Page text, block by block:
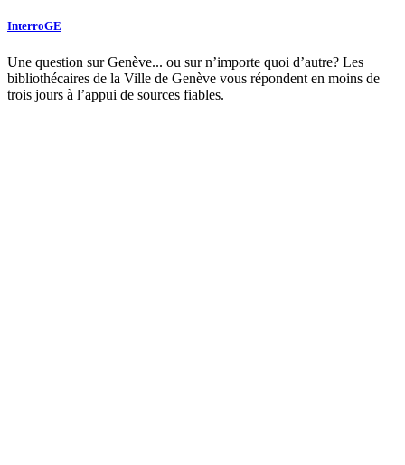
InterroGE
Une question sur Genève... ou sur n’importe quoi d’autre? Les
bibliothécaires de la Ville de Genève vous répondent en moins de
trois jours à l’appui de sources fiables.